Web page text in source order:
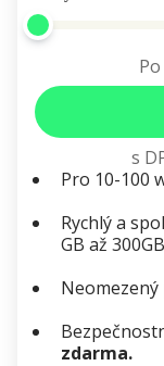
s
Pro 10-100
Rychlý a
GB až
Neomezený
zdarma.